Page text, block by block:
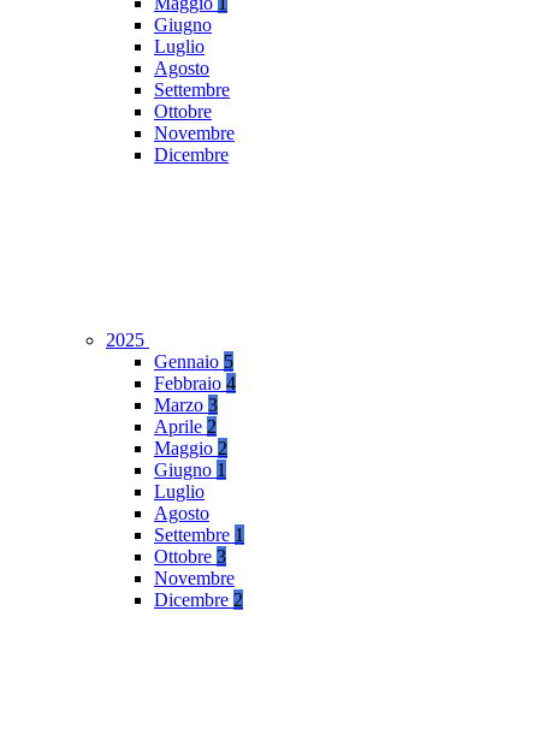
Giugno
Luglio
Agosto
Settembre
Ottobre
Novembre
Dicembre
2025
Gennaio 5
Febbraio 4
Marzo 3
Aprile 2
Maggio 2
Giugno 1
Luglio
Agosto
Settembre 1
Ottobre 3
Novembre
Dicembre 2